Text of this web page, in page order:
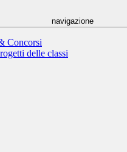
navigazione
Concorsi
delle classi